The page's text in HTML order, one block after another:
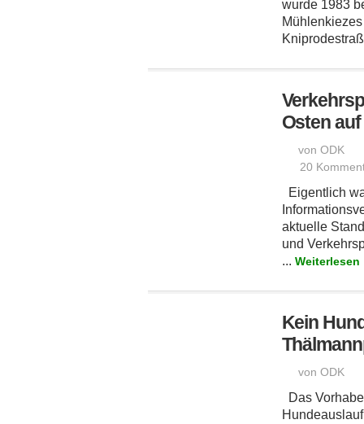
wurde 1983
Osten
von ODK
20
Eigentlich
aktuelle
und
...
Kein
von ODK
Das